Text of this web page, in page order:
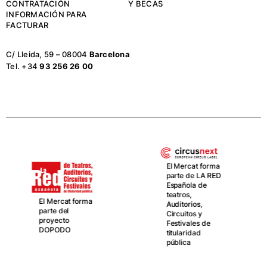
CONTRATACIÓN
Y BECAS
INFORMACIÓN PARA
FACTURAR
C/ Lleida, 59 – 08004 Barcelona
Tel. +3493 256 26 00
El Mercat forma
parte de LA RED
Española de
teatros,
Auditorios,
Circuitos y
Festivales de
titularidad
El Mercat, junto
a La Central del
Circ, van de la
mano como
socios en la red
CIRCUSNEXT